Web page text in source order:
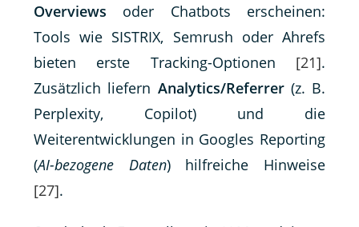
Overviews oder Chatbots erscheinen:
Tools wie SISTRIX, Semrush oder Ahrefs
bieten erste Tracking-Optionen [21].
Zusätzlich liefern Analytics/Referrer(z. B.
Perplexity, Copilot) und die
Weiterentwicklungen in Googles Reporting
(AI-bezogene Daten) hilfreiche Hinweise
[27].